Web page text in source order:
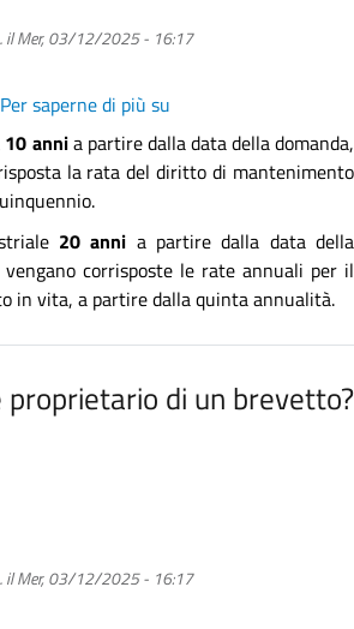
ilMer, 03/12/2025 - 16:17
Per saperne di più su
dura
un
10 annia partire dalla data della domanda,
la rata del diritto di mantenimento
20 anni a partire dalla data della
corrisposte le rate annuali per il
in vita, a partire dalla quinta annualità.
proprietario di un brevetto?
ilMer, 03/12/2025 - 16:17